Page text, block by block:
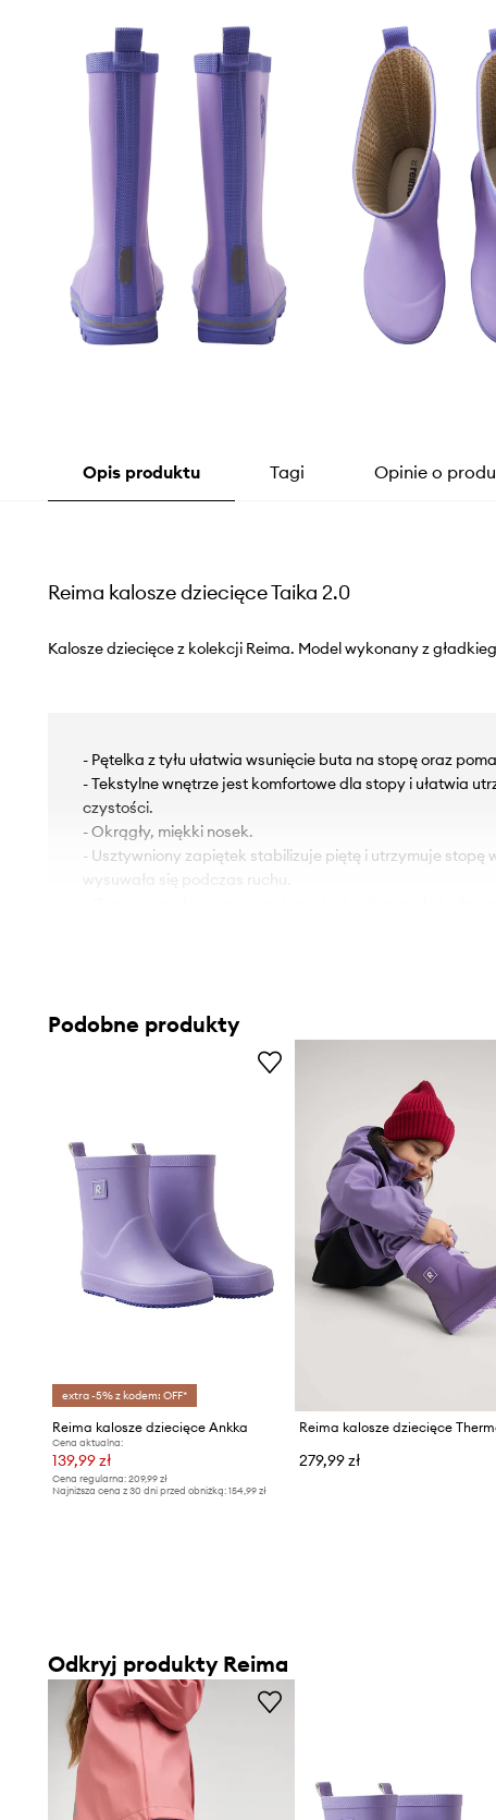
Opis produktu Tagi Opinie o
Reima kalosze dziecięce Taika 2.0
Kalosze dziecięce z kolekcji Reima. Model wykonany z
- Pętelka z tyłu ułatwia wsunięcie buta na stopę oraz
- Tekstylne wnętrze jest komfortowe dla stopy i ułatwia
czystości.
- Okrągły, miękki nosek.
- Usztywniony zapiętek stabilizuje piętę i utrzymuje stopę
wysuwała się podczas ruchu.
Podobne produkty
extra -5% z kodem: OFF*
Reima kalosze dziecięce Ankka
Cena aktualna:
139,99 zł
Cena regularna: 209,99 zł
Najniższa cena z 30 dni przed obniżką: 154,99 zł
279,99 zł
Odkryj produkty Reima